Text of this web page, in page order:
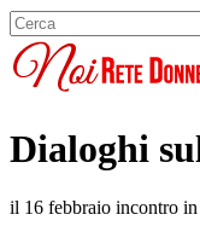
Dialoghi
il 16 febbraio incontro in